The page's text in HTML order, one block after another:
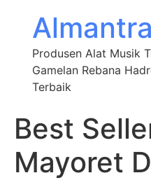
Produsen Alat Musik
Gamelan Rebana
Terbaik
Best
Mayoret